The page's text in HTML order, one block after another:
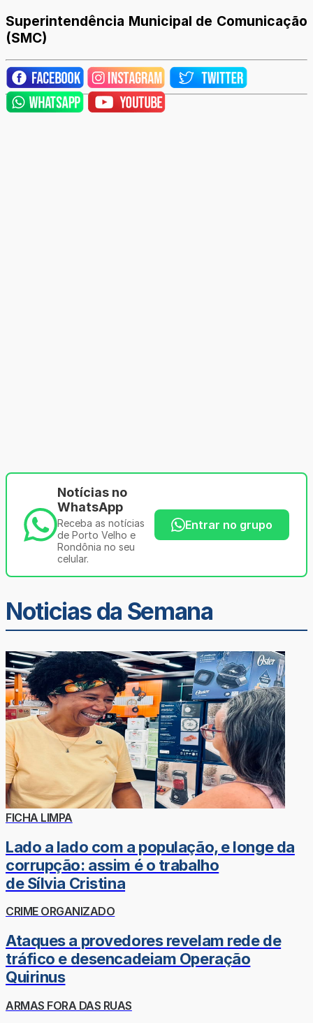
Superintendência Municipal de Comunicação
(SMC)
Notícias no
WhatsApp
Receba as notícias
de Porto Velho e
Rondônia no seu
celular.
Entrar no grupo
Noticias da Semana
FICHA LIMPA
Lado a lado com a população, e longe da
corrupção: assim é o trabalho
de Sílvia Cristina
CRIME ORGANIZADO
Ataques a provedores revelam rede de
tráfico e desencadeiam Operação
Quirinus
ARMAS FORA DAS RUAS